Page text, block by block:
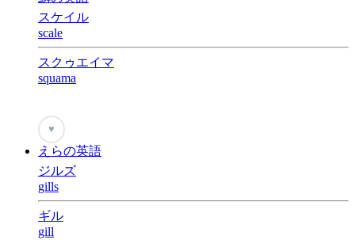
スケイル
scale
スクゥエイマ
squama
♥
えらの英語
ジルズ
gills
ギル
gill